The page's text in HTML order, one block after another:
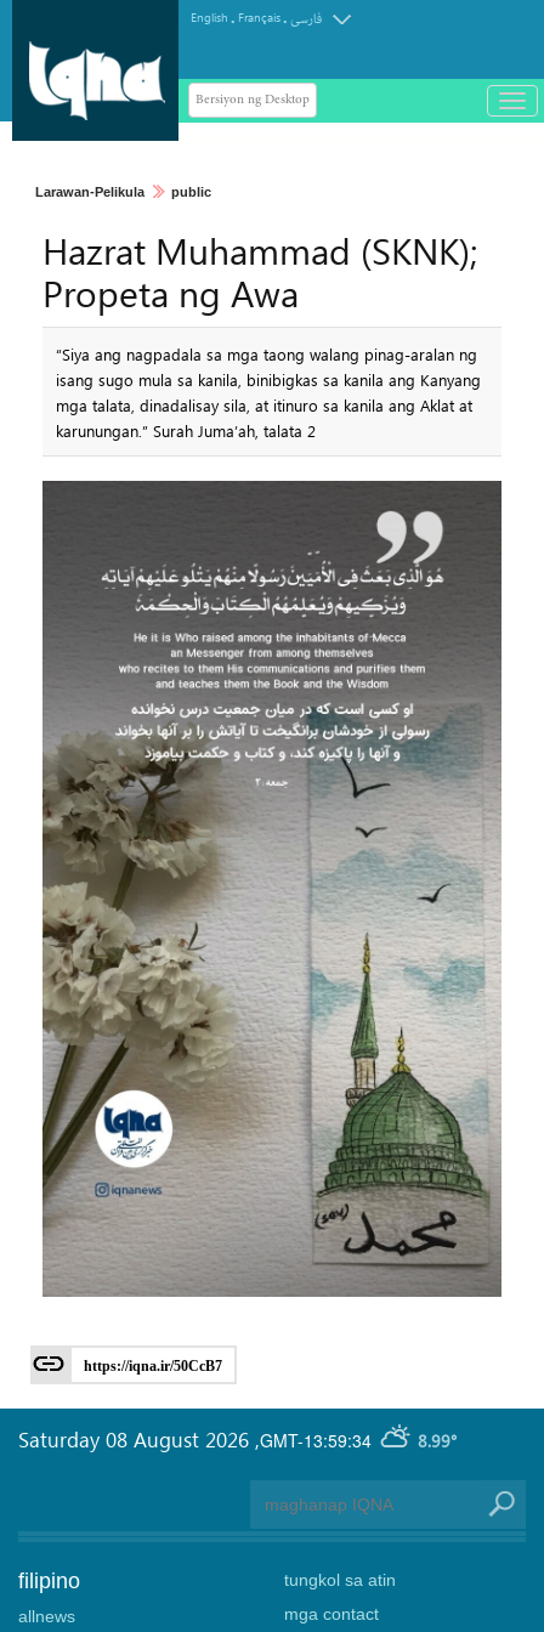
English . Français.فارسی
Bersiyon ng Desktop
باز
و
Larawan-Pelikula public
Hazrat Muhammad (SKNK);
Propeta ng Awa
“Siya ang nagpadala sa mga taong walang pinag-aralan ng
isang sugo mula sa kanila, binibigkas sa kanila ang Kanyang
mga talata, dinadalisay sila, at itinuro sa kanila ang Aklat at
karunungan.” Surah Juma’ah, talata 2
https://iqna.ir/50CcB7
GMT-13:59:34 8.99°
Saturday 08 August 2026 ,
filipino
allnews
tungkol sa atin
mga contact